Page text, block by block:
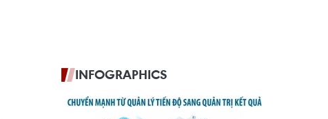
INFOGRAPHICS